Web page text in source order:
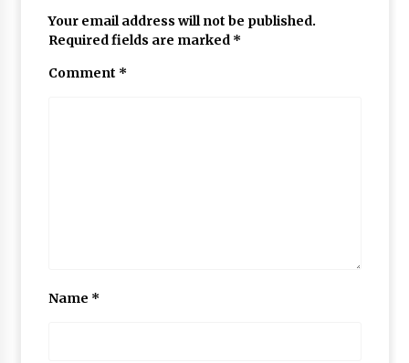
Your email address will not be published.
Required fields are marked *
Comment *
Name *